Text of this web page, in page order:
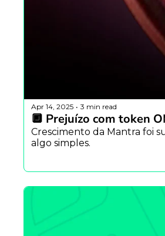
Apr 14, 2025 • 3 min read
🔲 Prejuízo com token
Crescimento da Mantra foi
algo simples.